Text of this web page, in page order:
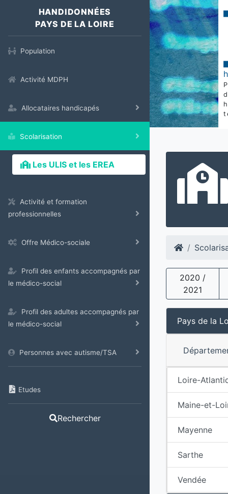
HANDIDONNÉES
PAYS DE LA LOIRE
Population
Activité MDPH
Allocataires handicapés
Scolarisation
Les ULIS et les EREA
Activité et formation
professionnelles
Offre Médico-sociale
Profil des enfants accompagnés par
le médico-social
Profil des adultes accompagnés par
le médico-social
Personnes avec autisme/TSA
Etudes
Rechercher
2020 /
2021
Pays de la
Loire-
Maine-et-
Mayenne
Sarthe
Vendée